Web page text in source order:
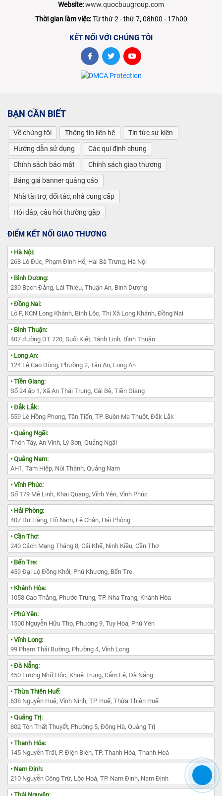
Website:www.quocbuugroup.com
Thời gian làm việc:Từ thứ 2 - thứ 7, 08h00 - 17h00
KẾT NỐI VỚI CHÚNG TÔI
BẠN CẦN BIẾT
Về chúng tôi Thông tin liên hệ
Tin tức sự kiện
Hướng dẫn sử dụng
Các qui định chung
Chính sách bảo mật
Chính sách giao thương
Bảng giá banner quảng cáo
Nhà tài trợ, đối tác, nhà cung cấp
Hỏi đáp, câu hỏi thường gặp
ĐIỂM KẾT NỐI GIAO THƯƠNG
• Hà Nội:
268 Lò Đúc, Phạm Đình Hổ, Hai Bà Trưng, Hà Nội
• Bình Dương:
230 Bạch Đằng, Lái Thiêu, Thuận An, Bình Dương
• Đồng Nai:
Lô F, KCN Long Khánh, Bình Lộc, Thị Xã Long Khánh, Đồng Nai
• Bình Thuận:
407 đường DT 720, Suối Kiết, Tánh Linh, Bình Thuận
• Long An:
124 Lê Cao Dòng, Phường 2, Tân An, Long An
• Tiền Giang:
Số 24 ấp 1, Xã An Thái Trung, Cái Bè, Tiền Giang
• Đắk Lắk:
559 Lê Hồng Phong, Tân Tiến, TP. Buôn Ma Thuột, Đắk Lắk
• Quảng Ngãi:
Thôn Tây, An Vinh, Lý Sơn, Quảng Ngãi
• Quảng Nam:
AH1, Tam Hiệp, Núi Thành, Quảng Nam
• Vĩnh Phúc:
Số 179 Mê Linh, Khai Quang, Vĩnh Yên, Vĩnh Phúc
• Hải Phòng:
407 Dư Hàng, Hồ Nam, Lê Chân, Hải Phòng
• Cần Thơ:
240 Cách Mạng Tháng 8, Cái Khế, Ninh Kiều, Cần Thơ
• Bến Tre:
459 Đại Lộ Đồng Khởi, Phú Khương, Bến Tre
• Khánh Hòa:
1058 Cao Thắng, Phước Trung, TP. Nha Trang, Khánh Hòa
• Phú Yên:
1500 Nguyễn Hữu Thọ, Phường 9, Tuy Hòa, Phú Yên
• Vĩnh Long:
99 Phạm Thái Bường, Phường 4, Vĩnh Long
• Đà Nẵng:
450 Lương Nhữ Hộc, Khuê Trung, Cẩm Lệ, Đà Nẵng
• Thừa Thiên Huế:
638 Nguyễn Huệ, Vĩnh Ninh, TP. Huế, Thừa Thiên Huế
• Quảng Trị:
802 Tôn Thất Thuyết, Phường 5, Đông Hà, Quảng Trị
• Thanh Hóa:
145 Nguyễn Trãi, P. Điện Biên, TP. Thanh Hóa, Thanh Hoá
• Nam Định:
210 Nguyễn Công Trứ, Lộc Hoà, TP. Nam Định, Nam Định